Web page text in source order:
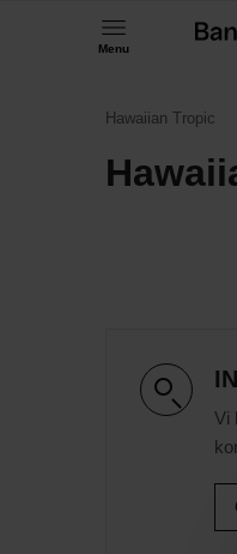
Menu
Hawaiian Tropic
Vi